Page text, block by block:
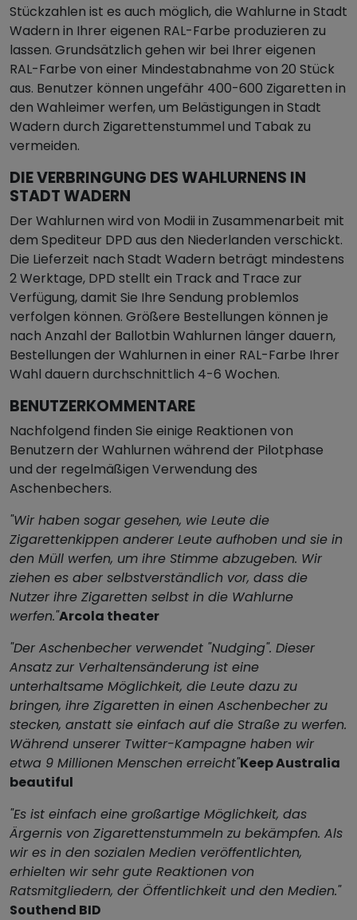
Stückzahlen ist es auch möglich, die Wahlurne in Stadt
Wadern in Ihrer eigenen RAL-Farbe produzieren zu
lassen. Grundsätzlich gehen wir bei Ihrer eigenen
RAL-Farbe von einer Mindestabnahme von 20 Stück
aus. Benutzer können ungefähr 400-600 Zigaretten in
den Wahleimer werfen, um Belästigungen in Stadt
Wadern durch Zigarettenstummel und Tabak zu
vermeiden.
DIE VERBRINGUNG DES WAHLURNENS IN
STADT WADERN
Der Wahlurnen wird von Modii in Zusammenarbeit mit
dem Spediteur DPD aus den Niederlanden verschickt.
Die Lieferzeit nach Stadt Wadern beträgt mindestens
2 Werktage, DPD stellt ein Track and Trace zur
Verfügung, damit Sie Ihre Sendung problemlos
verfolgen können. Größere Bestellungen können je
nach Anzahl der Ballotbin Wahlurnen länger dauern,
Bestellungen der Wahlurnen in einer RAL-Farbe Ihrer
Wahl dauern durchschnittlich 4-6 Wochen.
BENUTZERKOMMENTARE
Nachfolgend finden Sie einige Reaktionen von
Benutzern der Wahlurnen während der Pilotphase
und der regelmäßigen Verwendung des
Aschenbechers.
"Wir haben sogar gesehen, wie Leute die
Zigarettenkippen anderer Leute aufhoben und sie in
den Müll werfen, um ihre Stimme abzugeben. Wir
ziehen es aber selbstverständlich vor, dass die
Nutzer ihre Zigaretten selbst in die Wahlurne
werfen."Arcola theater
"Der Aschenbecher verwendet "Nudging". Dieser
Ansatz zur Verhaltensänderung ist eine
unterhaltsame Möglichkeit, die Leute dazu zu
bringen, ihre Zigaretten in einen Aschenbecher zu
stecken, anstatt sie einfach auf die Straße zu werfen.
Während unserer Twitter-Kampagne haben wir
etwa 9 Millionen Menschen erreicht"Keep Australia
beautiful
"Es ist einfach eine großartige Möglichkeit, das
Ärgernis von Zigarettenstummeln zu bekämpfen. Als
wir es in den sozialen Medien veröffentlichten,
erhielten wir sehr gute Reaktionen von
Ratsmitgliedern, der Öffentlichkeit und den Medien."
Southend BID